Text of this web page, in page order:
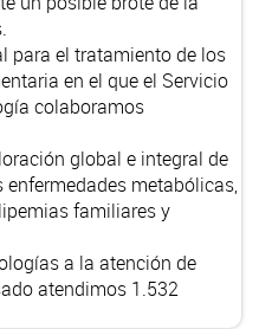
para el tratamiento de los
en el que el Servicio
colaboramos
global e integral de
metabólicas,
familiares y
a la atención de
atendimos 1.532